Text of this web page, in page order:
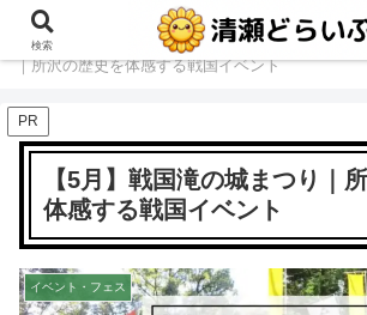
ホーム イベント・フェス
【5
｜所沢の歴史を体感する戦国イベント
PR
【5月】戦国滝の城まつり｜
体感する戦国イベント
イベント・フェス
検索